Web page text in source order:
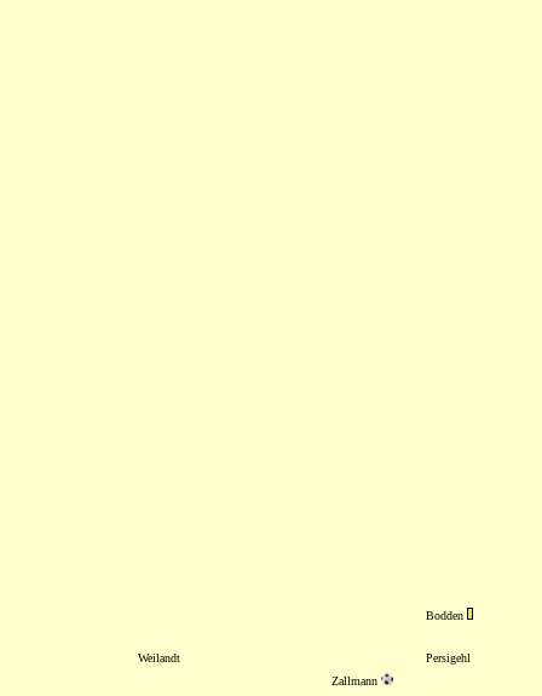
Bodden
Weilandt
Persigehl
Zallmann